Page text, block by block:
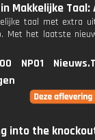
Makkelijke
taal met extra
Met het laatste
NPO1
into the